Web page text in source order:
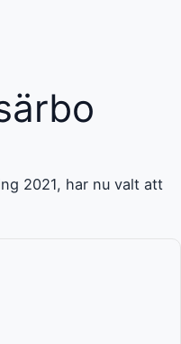
2021, har nu valt att